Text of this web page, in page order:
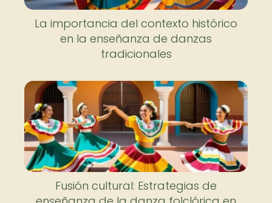
La importancia del contexto histórico
en la enseñanza de danzas
tradicionales
Fusión cultural: Estrategias de